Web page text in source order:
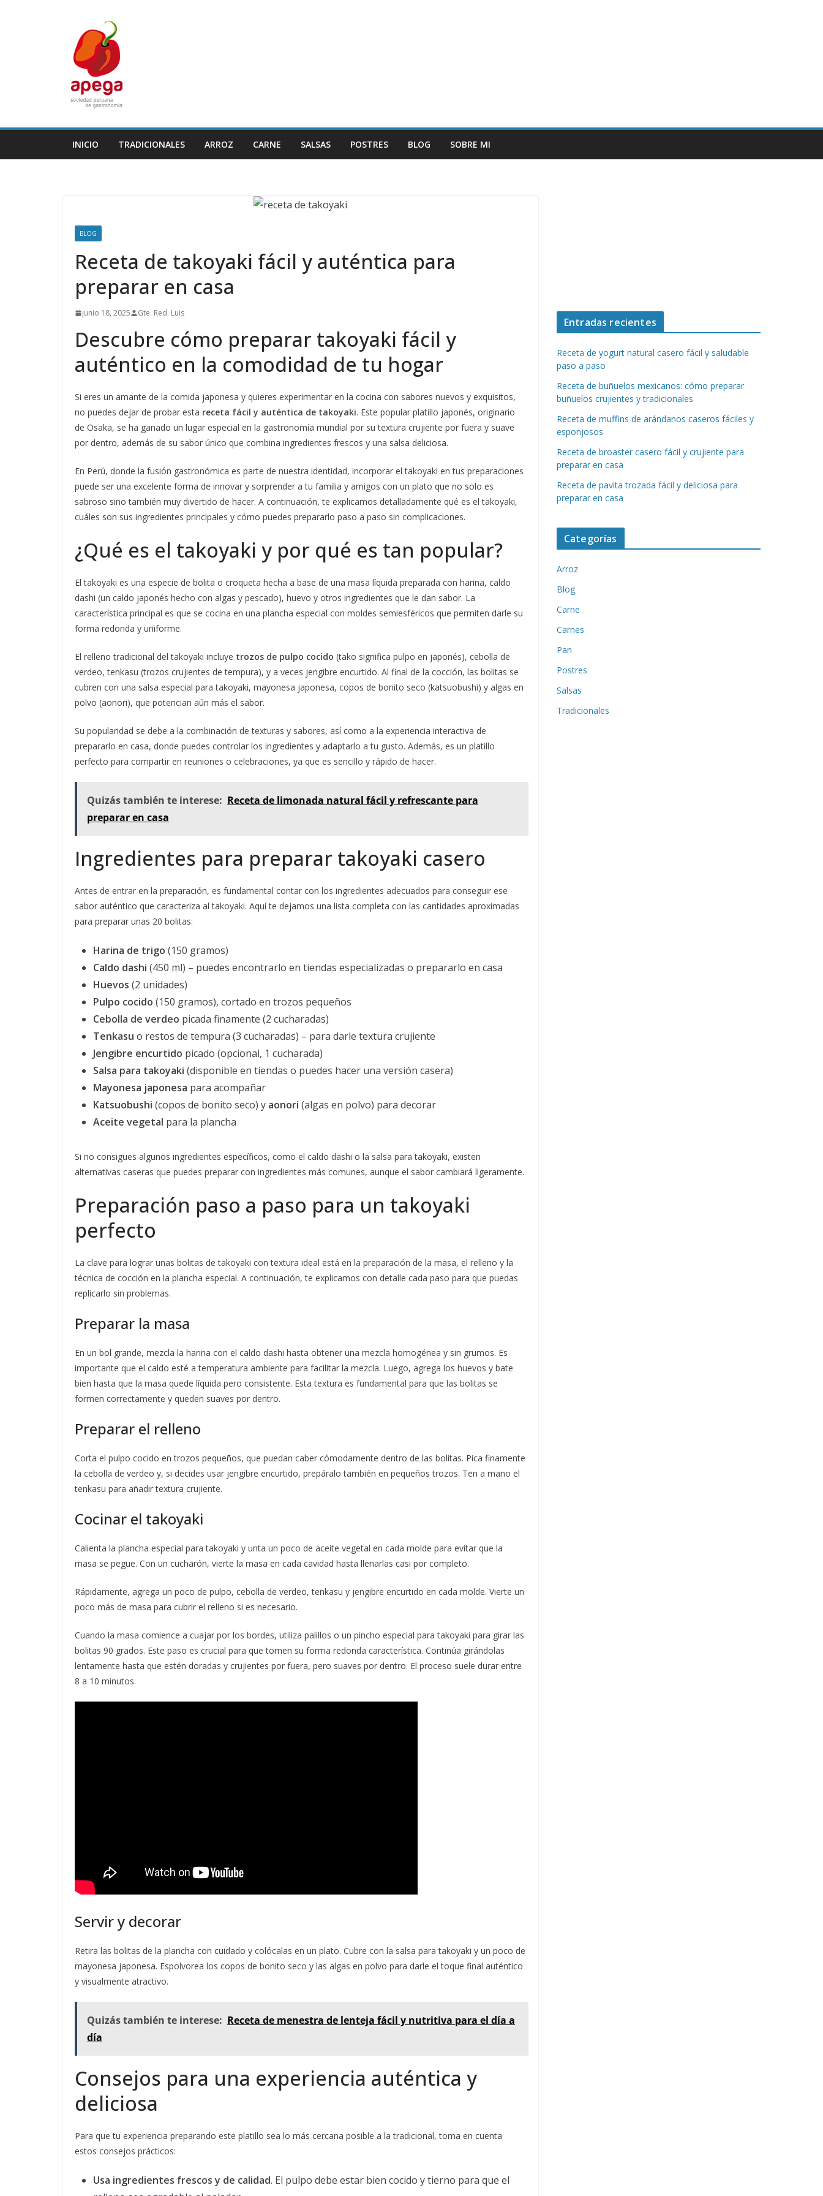
INICIO TRADICIONALES ARROZ CARNE SALSAS POSTRES BLOG SOBRE MI
BLOG
Receta de takoyaki fácil y auténtica para
preparar en casa
junio 18, 2025 Gte. Red. Luis
Descubre cómo preparar takoyaki fácil y
auténtico en la comodidad de tu hogar
Si eres un amante de la comida japonesa y quieres experimentar en la cocina con sabores nuevos y exquisitos,
no puedes dejar de probar esta receta fácil y auténtica de takoyaki. Este popular platillo japonés, originario
de Osaka, se ha ganado un lugar especial en la gastronomía mundial por su textura crujiente por fuera y suave
por dentro, además de su sabor único que combina ingredientes frescos y una salsa deliciosa.
En Perú, donde la fusión gastronómica es parte de nuestra identidad, incorporar el takoyaki en tus preparaciones
puede ser una excelente forma de innovar y sorprender a tu familia y amigos con un plato que no solo es
sabroso sino también muy divertido de hacer. A continuación, te explicamos detalladamente qué es el takoyaki,
cuáles son sus ingredientes principales y cómo puedes prepararlo paso a paso sin complicaciones.
¿Qué es el takoyaki y por qué es tan popular?
El takoyaki es una especie de bolita o croqueta hecha a base de una masa líquida preparada con harina, caldo
dashi (un caldo japonés hecho con algas y pescado), huevo y otros ingredientes que le dan sabor. La
característica principal es que se cocina en una plancha especial con moldes semiesféricos que permiten darle su
forma redonda y uniforme.
El relleno tradicional del takoyaki incluye trozos de pulpo cocido (tako significa pulpo en japonés), cebolla de
verdeo, tenkasu (trozos crujientes de tempura), y a veces jengibre encurtido. Al final de la cocción, las bolitas se
cubren con una salsa especial para takoyaki, mayonesa japonesa, copos de bonito seco (katsuobushi) y algas en
polvo (aonori), que potencian aún más el sabor.
Su popularidad se debe a la combinación de texturas y sabores, así como a la experiencia interactiva de
prepararlo en casa, donde puedes controlar los ingredientes y adaptarlo a tu gusto. Además, es un platillo
perfecto para compartir en reuniones o celebraciones, ya que es sencillo y rápido de hacer.
Quizás también te interese: Receta de limonada natural fácil y refrescante para
preparar en casa
Ingredientes para preparar takoyaki casero
Antes de entrar en la preparación, es fundamental contar con los ingredientes adecuados para conseguir ese
sabor auténtico que caracteriza al takoyaki. Aquí te dejamos una lista completa con las cantidades aproximadas
para preparar unas 20 bolitas:
Harina de trigo (150 gramos)
Caldo dashi (450 ml) – puedes encontrarlo en tiendas especializadas o prepararlo en casa
Huevos (2 unidades)
Pulpo cocido (150 gramos), cortado en trozos pequeños
Cebolla de verdeo picada finamente (2 cucharadas)
Tenkasu o restos de tempura (3 cucharadas) – para darle textura crujiente
Jengibre encurtido picado (opcional, 1 cucharada)
Salsa para takoyaki (disponible en tiendas o puedes hacer una versión casera)
Mayonesa japonesa para acompañar
Katsuobushi (copos de bonito seco) y aonori (algas en polvo) para decorar
Aceite vegetal para la plancha
Si no consigues algunos ingredientes específicos, como el caldo dashi o la salsa para takoyaki, existen
alternativas caseras que puedes preparar con ingredientes más comunes, aunque el sabor cambiará ligeramente.
Preparación paso a paso para un takoyaki
perfecto
La clave para lograr unas bolitas de takoyaki con textura ideal está en la preparación de la masa, el relleno y la
técnica de cocción en la plancha especial. A continuación, te explicamos con detalle cada paso para que puedas
replicarlo sin problemas.
Preparar la masa
En un bol grande, mezcla la harina con el caldo dashi hasta obtener una mezcla homogénea y sin grumos. Es
importante que el caldo esté a temperatura ambiente para facilitar la mezcla. Luego, agrega los huevos y bate
bien hasta que la masa quede líquida pero consistente. Esta textura es fundamental para que las bolitas se
formen correctamente y queden suaves por dentro.
Preparar el relleno
Corta el pulpo cocido en trozos pequeños, que puedan caber cómodamente dentro de las bolitas. Pica finamente
la cebolla de verdeo y, si decides usar jengibre encurtido, prepáralo también en pequeños trozos. Ten a mano el
tenkasu para añadir textura crujiente.
Cocinar el takoyaki
Calienta la plancha especial para takoyaki y unta un poco de aceite vegetal en cada molde para evitar que la
masa se pegue. Con un cucharón, vierte la masa en cada cavidad hasta llenarlas casi por completo.
Rápidamente, agrega un poco de pulpo, cebolla de verdeo, tenkasu y jengibre encurtido en cada molde. Vierte un
poco más de masa para cubrir el relleno si es necesario.
Cuando la masa comience a cuajar por los bordes, utiliza palillos o un pincho especial para takoyaki para girar las
bolitas 90 grados. Este paso es crucial para que tomen su forma redonda característica. Continúa girándolas
lentamente hasta que estén doradas y crujientes por fuera, pero suaves por dentro. El proceso suele durar entre
8 a 10 minutos.
Servir y decorar
Retira las bolitas de la plancha con cuidado y colócalas en un plato. Cubre con la salsa para takoyaki y un poco de
mayonesa japonesa. Espolvorea los copos de bonito seco y las algas en polvo para darle el toque final auténtico
y visualmente atractivo.
Quizás también te interese: Receta de menestra de lenteja fácil y nutritiva para el día a
día
Consejos para una experiencia auténtica y
deliciosa
Para que tu experiencia preparando este platillo sea lo más cercana posible a la tradicional, toma en cuenta
estos consejos prácticos:
Usa ingredientes frescos y de calidad. El pulpo debe estar bien cocido y tierno para que el
Entradas recientes
Receta de yogurt natural casero fácil y saludable
paso a paso
Receta de buñuelos mexicanos: cómo preparar
buñuelos crujientes y tradicionales
Receta de muffins de arándanos caseros fáciles y
esponjosos
Receta de broaster casero fácil y crujiente para
preparar en casa
Receta de pavita trozada fácil y deliciosa para
preparar en casa
Categorías
Arroz
Blog
Carne
Carnes
Pan
Postres
Salsas
Tradicionales